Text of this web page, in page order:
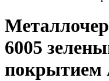
6005
покрытием